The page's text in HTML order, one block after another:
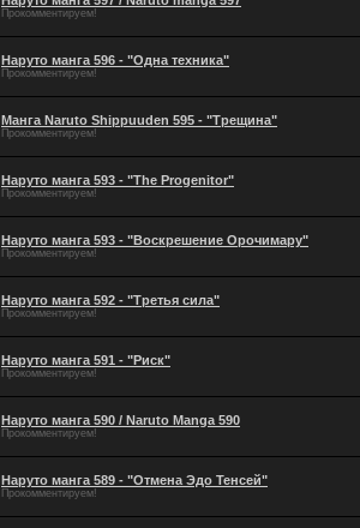
Прокомментируем!
Наруто манга 596 - "Одна техника"
Прокомментируем!
Манга Naruto Shippuuden 595 - "Трещина"
Прокомментируем!
Наруто манга 593 - "The Progenitor"
Прокомментируем!
Наруто манга 593 - "Воскрешение Орочимару"
Прокомментируем!
Наруто манга 592 - "Третья сила"
Прокомментируем!
Наруто манга 591 - "Риск"
Прокомментируем!
Наруто манга 590 / Naruto Manga 590
Прокомментируем!
Наруто манга 589 - "Отмена Эдо Тенсей"
Прокомментируем!